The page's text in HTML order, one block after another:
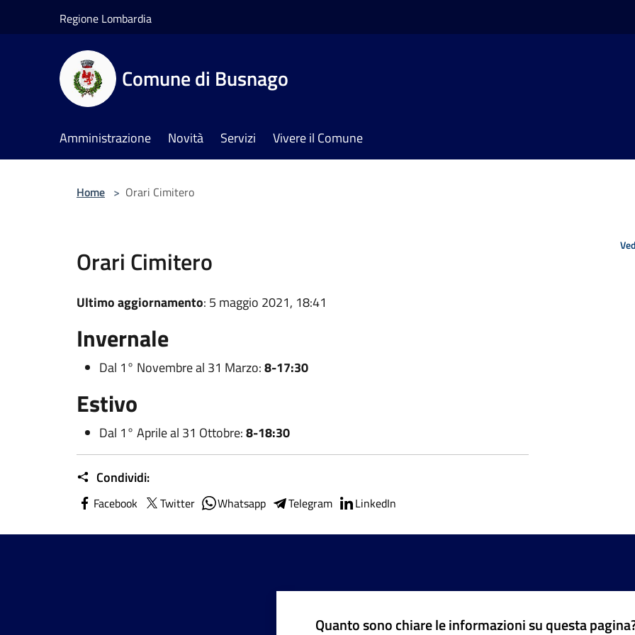
Regione Lombardia
Comune di Busnago
Amministrazione Novità Servizi Vivere il Comune
Home > Orari Cimitero
Orari Cimitero
Ultimo aggiornamento: 5 maggio 2021, 18:41
Invernale
Dal 1° Novembre al 31 Marzo:8-17:30
Estivo
Dal 1° Aprile al 31 Ottobre:8-18:30
Condividi:
Facebook Twitter Whatsapp Telegram LinkedIn
Quanto sono chiare le informazioni su questa